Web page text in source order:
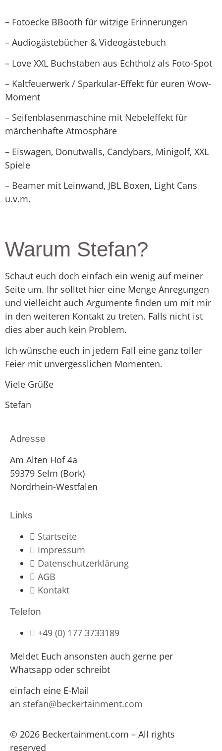
– Fotoecke BBooth für witzige Erinnerungen
– Audiogästebücher & Videogästebuch
– Love XXL Buchstaben aus Echtholz als Foto-Spot
– Kaltfeuerwerk / Sparkular-Effekt für euren Wow-
Moment
– Seifenblasenmaschine mit Nebeleffekt für
märchenhafte Atmosphäre
– Eiswagen, Donutwalls, Candybars, Minigolf, XXL
Spiele
– Beamer mit Leinwand, JBL Boxen, Light Cans
u.v.m.
Warum Stefan?
Schaut euch doch einfach ein wenig auf meiner
Seite um. Ihr solltet hier eine Menge Anregungen
und vielleicht auch Argumente finden um mit mir
in den weiteren Kontakt zu treten. Falls nicht ist
dies aber auch kein Problem.
Ich wünsche euch in jedem Fall eine ganz toller
Feier mit unvergesslichen Momenten.
Viele Grüße
Stefan
Adresse
Am Alten Hof 4a
59379 Selm (Bork)
Nordrhein-Westfalen
Links
Startseite
Impressum
Datenschutzerklärung
AGB
Kontakt
Telefon
+49 (0) 177 3733189
Meldet Euch ansonsten auch gerne per
Whatsapp oder schreibt
einfach eine E-Mail
an stefan@beckertainment.com
© 2026 Beckertainment.com – All rights
reserved